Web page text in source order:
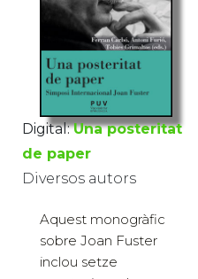
Digital: Una posteritat
de paper
Diversos autors
Aquest monogràfic
sobre Joan Fuster
inclou setze